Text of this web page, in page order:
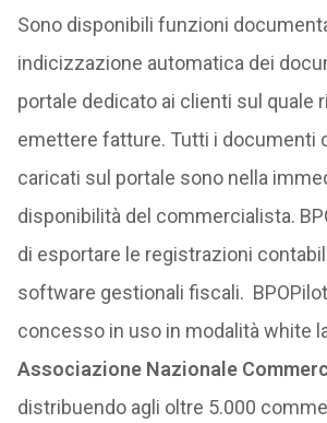
Sono disponibili funzioni
indicizzazione automatica dei
portale dedicato ai clienti sul quale
emettere fatture. Tutti i documenti
caricati sul portale sono nella
disponibilità del commercialista.
di esportare le registrazioni
software gestionali fiscali.
concesso in uso in modalità white
Associazione Nazionale
distribuendo agli oltre 5.000